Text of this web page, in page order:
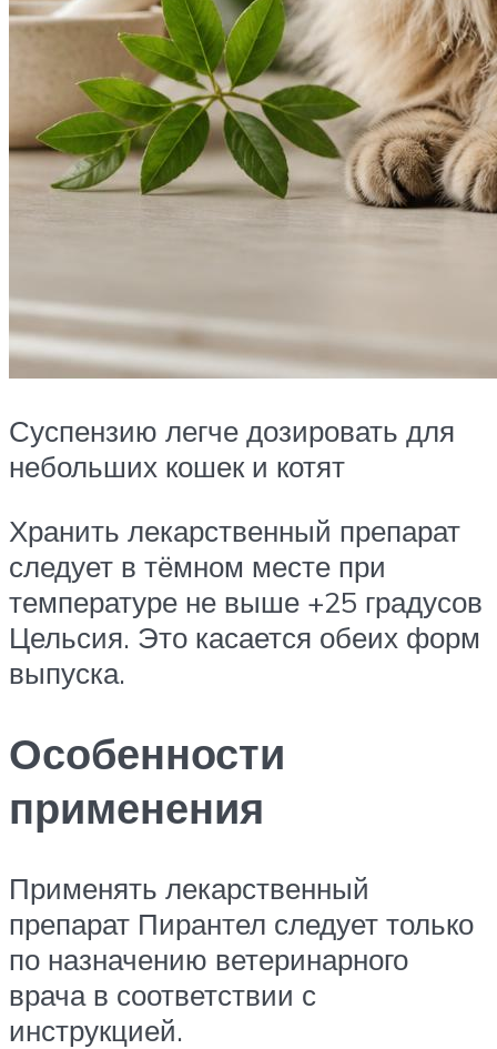
Суспензию легче дозировать для
небольших кошек и котят
Хранить лекарственный препарат
следует в тёмном месте при
температуре не выше +25 градусов
Цельсия. Это касается обеих форм
выпуска.
Особенности
применения
Применять лекарственный
препарат Пирантел следует только
по назначению ветеринарного
врача в соответствии с
инструкцией.